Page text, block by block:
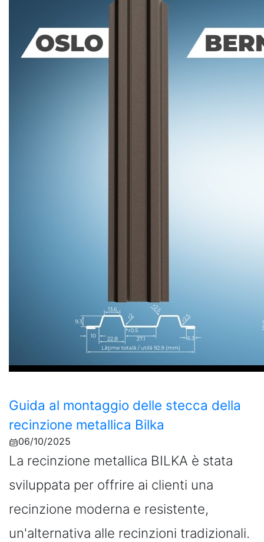
Guida al montaggio delle stecca della
recinzione metallica Bilka
06/10/2025
La recinzione metallica BILKA è stata
sviluppata per offrire ai clienti una
recinzione moderna e resistente,
un'alternativa alle recinzioni tradizionali.